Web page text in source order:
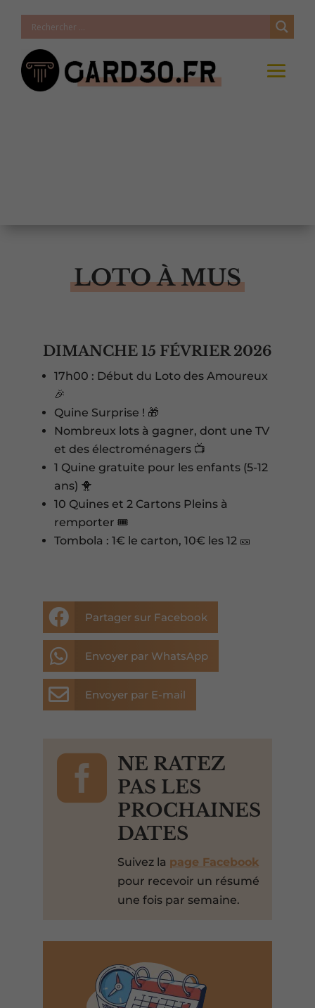
LOTO À MUS
DIMANCHE 15 FÉVRIER 2026
17h00 : Début du Loto des Amoureux
🎉
Quine Surprise ! 🎁
Nombreux lots à gagner, dont une TV
et des électroménagers 📺
1 Quine gratuite pour les enfants (5-12
ans) 🐥
10 Quines et 2 Cartons Pleins à
remporter 🎟️
Tombola : 1€ le carton, 10€ les 12 🎫
 Partager sur Facebook
 Envoyer par WhatsApp
 Envoyer par E-mail

NE RATEZ
PAS LES
PROCHAINES
DATES
Suivez la page Facebook
pour recevoir un résumé
une fois par semaine.